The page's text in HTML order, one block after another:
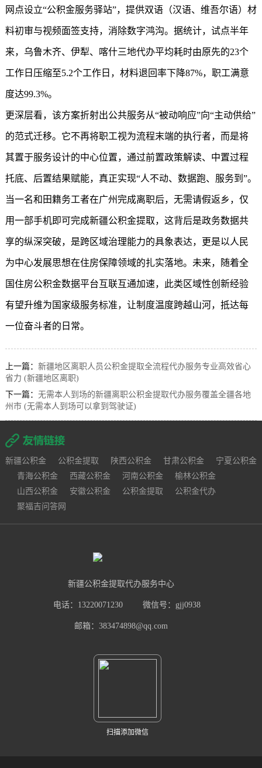
网点设立“公积金服务驿站”，提供双语（汉语、维吾尔语）材
料初审与视频面签支持，消除数字鸿沟。据统计，试点半年
来，乌鲁木齐、伊犁、喀什三地代办平均耗时由原先的23个
工作日压缩至5.2个工作日，材料退回率下降87%，职工满意
度达99.3%。
更深层看，该方案折射出公共服务从“被动响应”向“主动供给”
的范式迁移。它不再将职工视为流程末端的执行者，而是将
其置于服务设计的中心位置，通过前置政策解读、中置过程
托底、后置结果赋能，真正实现“人不动、数据跑、服务到”。
当一名和田籍务工者在广州完成离职后，无需请假返乡，仅
用一部手机即可完成新疆公积金提取，这背后是政务数据共
享的纵深突破，是跨区域治理能力的具象表达，更是以人民
为中心发展思想在住房保障领域的扎实落地。未来，随着全
国住房公积金数据平台互联互通加速，此类区域性创新经验
有望升维为国家级服务标准，让制度温度跨越山河，抵达每
一位奋斗者的日常。
上一篇： 新疆地区离职人员公积金提取全流程代办服务专业高效省心
省力 (新疆地区离职)
下一篇： 无需本人到场的新疆离职公积金提取代办服务覆盖全疆各地
州市 (无需本人到场可以拿到驾驶证)
新疆公积金 公积金提取 陕西公积金 甘肃公积金
宁夏公积金
青海公积金
西藏公积金 河南公积金
榆林公积金
山西公积金
安徽公积金 公积金提取
公积金代办
聚福吉问答网
新疆公积金提取代办服务中心
电话：13220071230 微信号：gjj0938
邮箱：383474898@qq.com
扫描添加微信